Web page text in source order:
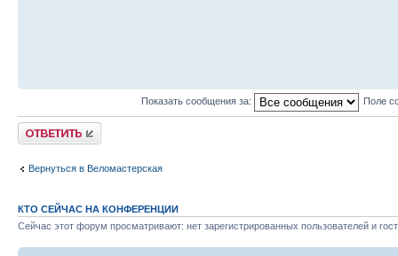
Показать сообщения за: Поле
Ответить
Вернуться в Веломастерская
КТО СЕЙЧАС НА КОНФЕРЕНЦИИ
Сейчас этот форум просматривают: нет зарегистрированных пользователей и